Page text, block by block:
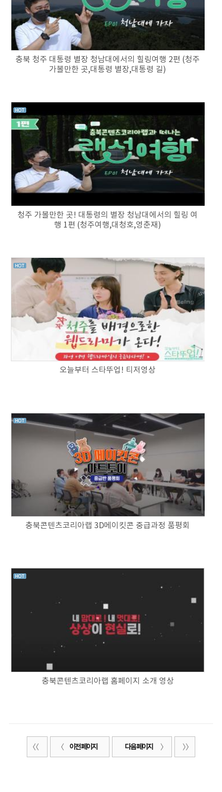
충북 청주 대통령 별장 청남대에서의 힐링여행 2편 (청주
가볼만한 곳,대통령 별장,대통령 길)
청주 가볼만한 곳! 대통령의 별장 청남대에서의 힐링 여
행 1편 (청주여행,대청호,영춘재)
오늘부터 스타뚜업! 티저영상
충북콘텐츠코리아랩 3D메이킷콘 중급과정 품평회
충북콘텐츠코리아랩 홈페이지 소개 영상
이전 페이지 다음 페이지